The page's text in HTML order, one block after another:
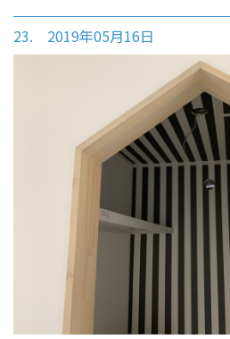
23. 2019年05月16日